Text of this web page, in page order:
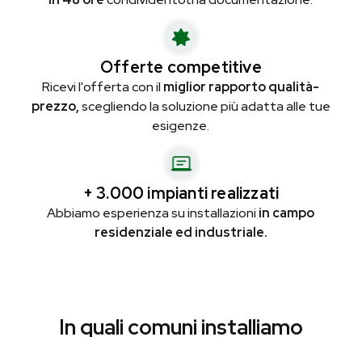
Offerte competitive
Ricevi l'offerta con il miglior rapporto qualità-
prezzo,scegliendo la soluzione più adatta alle tue
esigenze.
+ 3.000 impianti realizzati
Abbiamo esperienza su installazioni in campo
residenziale ed industriale.
In quali comuni installiamo